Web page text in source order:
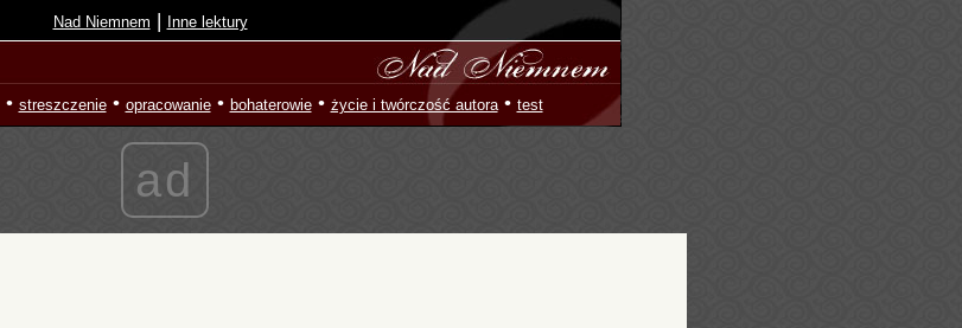
Nad Niemnem | Inne lektury
• streszczenie• opracowanie• bohaterowie• życie i twórczość autora• test
ad